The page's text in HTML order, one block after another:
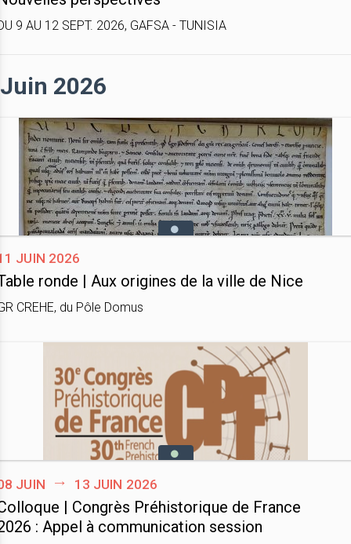
9 AU 12 SEPT. 2026, GAFSA - TUNISIA
Juin 2026
juin 2026
ronde | Aux origines de la ville de Nice
CREHE, du Pôle Domus
juin 13 juin 2026
| Congrès Préhistorique de France
: Appel à communication session